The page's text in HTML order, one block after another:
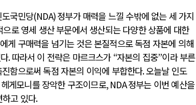
도국민당(NDA)정부가 매력을 느낄 수밖에 없는 세 가지
로 영세 생산 부문에서 생산되는 다양한 상품에 대한
게 구매력을 넘기는 것은 본질적으로 독점 자본에 의해
.따라서 이 전략은 마르크스가 “자본의 집중”이라 부른
함으로써 독점 자본의 이익에 부합한다.오늘날 인도
게모니를 장악한 구조이므로, NDA정부는 이번 예산을
고 있다.